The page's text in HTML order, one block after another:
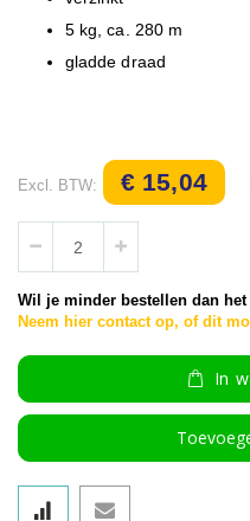
5 kg, ca. 280 m
gladde draad
€ 15,04
Wil je minder bestellen dan
Neem hier contact op, of dit
In